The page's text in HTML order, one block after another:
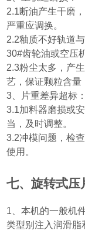
2.1断油产生干磨
严重应调换。
2.2釉质不好轨道
30#齿轮油或空压
2.3粉尘太多，产
艺，保证颗粒含量
3 、片重差异超标：
3.1加料器磨损或
当，及时调整。
3.2冲模问题，检
使用。
七、旋转式压
1 、本机的一般机
类型别注入润滑脂